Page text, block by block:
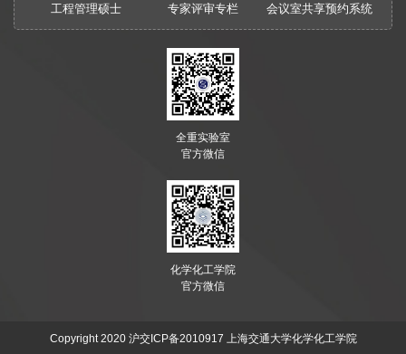
工程管理硕士
专家评审专栏 会议室共享预约系统
全重实验室
官方微信
化学化工学院
官方微信
Copyright 2020 沪交ICP备2010917 上海交通大学化学化工学院